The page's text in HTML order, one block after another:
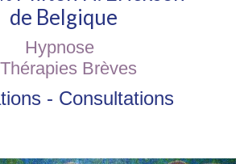
de Belgique
Hypnose
Brèves
- Consultations